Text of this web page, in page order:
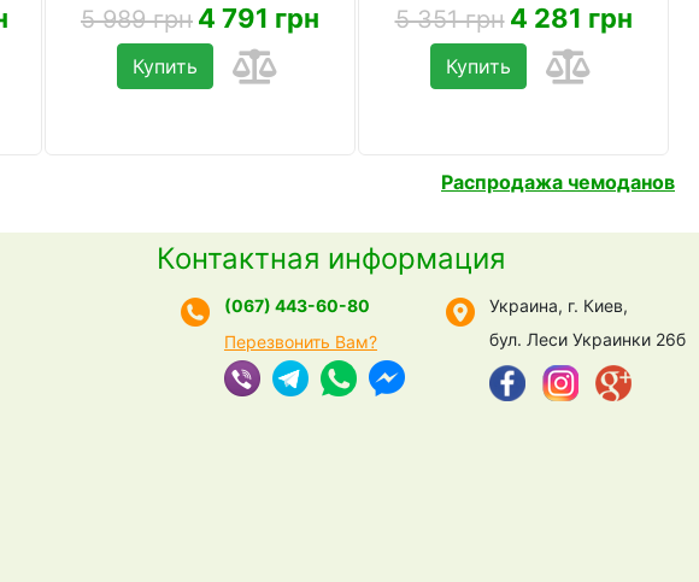
5 989 грн 4 791 грн
Купить
5 351 грн 4 281 грн
Купить
Распродажа чемоданов
Контактная информация
(067) 443-60-80
Перезвонить Вам?
Украина, г. Киев,
бул. Леси Украинки 26б